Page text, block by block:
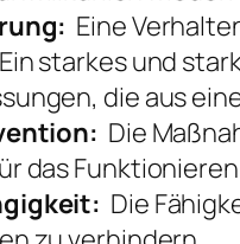
Eine
Ein starkes und
die aus
Die
das
Die